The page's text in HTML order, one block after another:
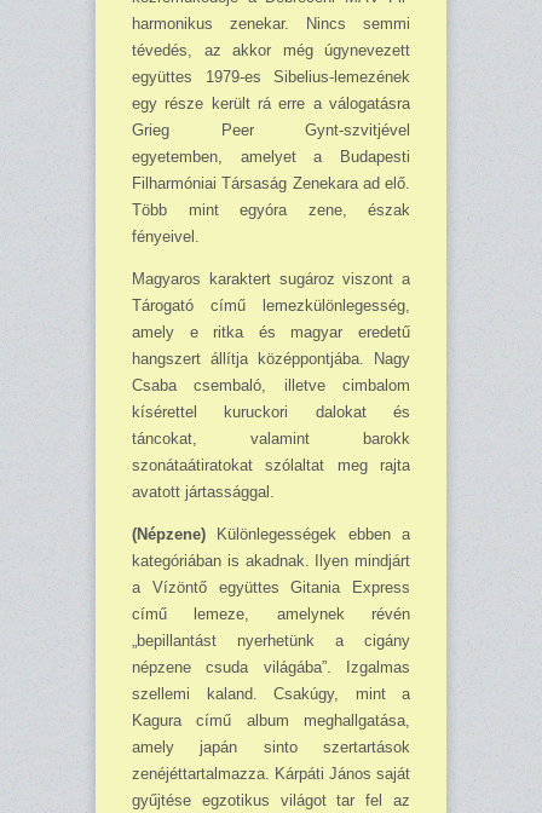
har­monikus zenekar. Nincs semmi
tévedés, az akkor még úgynevezett
együttes 1979-es Sibelius-lemezének
egy része került rá erre a válogatásra
Grieg Peer Gynt-szvitjével
egyetemben, amelyet a Budapesti
Filharmóniai Társaság Zenekara ad elő.
Több mint egyóra zene, észak
fényeivel.
Magyaros karaktert sugároz viszont a
Tárogató című lemezkülönlegesség,
amely e ritka és magyar eredetű
hangszert állítja középpontjába. Nagy
Csaba csembaló, illetve cimbalom
kísé­rettel kuruckori dalokat és
táncokat, valamint barokk
szonátaátiratokat szólaltat meg rajta
avatott jártassággal.
(Népzene) Különlegességek ebben a
kategóriában is akadnak. Ilyen mindjárt
a Vízöntő együttes Gitania Express
című lemeze, amelynek révén
„bepillantást nyerhetünk a cigány
népzene csuda világába”. Izgalmas
szellemi kaland. Csakúgy, mint a
Kagura című album meghallgatása,
amely japán sinto szertartások
zenéjéttartalmazza. Kárpáti János saját
gyűjtése egzotikus világot tar fel az